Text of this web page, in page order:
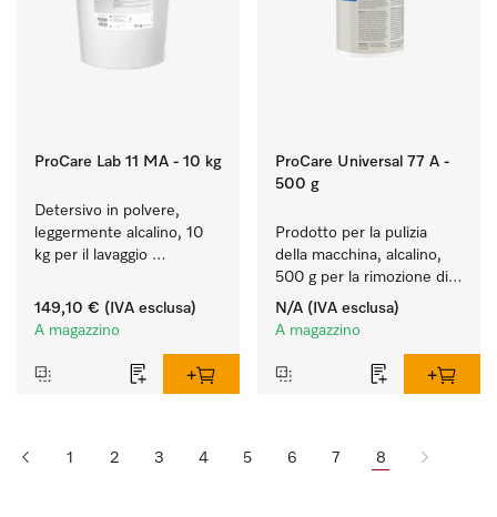
ProCare Lab 11 MA - 10 kg
Detersivo in polvere,
leggermente alcalino, 10
kg per il lavaggio
(vetreria e utensili di
laboratorio).
149,10 € (IVA esclusa)
A magazzino
ProCare Universal 77 A -
500 g
Prodotto per la pulizia
della macchina, alcalino,
500 g per la rimozione di
depositi di amido ostinati.
N/A (IVA esclusa)
A magazzino
1 2 3 4 5 6 7 8